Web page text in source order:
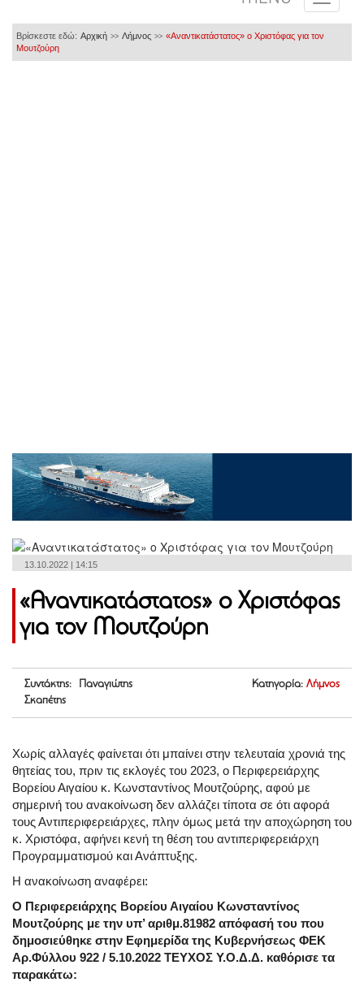
Βρίσκεστε εδώ: Αρχική >> Λήμνος >> «Αναντικατάστατος» ο Χριστόφας για τον
Μουτζούρη
13.10.2022 | 14:15
«Αναντικατάστατος» ο Χριστόφας
για τον Μουτζούρη
Συντάκτης: Παναγιώτης
Σκαπέτης
Κατηγορία: Λήμνος
Χωρίς αλλαγές φαίνεται ότι μπαίνει στην τελευταία χρονιά της
θητείας του, πριν τις εκλογές του 2023, ο Περιφερειάρχης
Βορείου Αιγαίου κ. Κωνσταντίνος Μουτζούρης, αφού με
σημερινή του ανακοίνωση δεν αλλάζει τίποτα σε ότι αφορά
τους Αντιπεριφερειάρχες, πλην όμως μετά την αποχώρηση του
κ. Χριστόφα, αφήνει κενή τη θέση του αντιπεριφερειάρχη
Προγραμματισμού και Ανάπτυξης.
Η ανακοίνωση αναφέρει:
Ο Περιφερειάρχης Βορείου Αιγαίου Κωνσταντίνος
Μουτζούρης με την υπ’ αριθμ.81982 απόφασή του που
δημοσιεύθηκε στην Εφημερίδα της Κυβερνήσεως ΦΕΚ
Αρ.Φύλλου 922 / 5.10.2022 ΤΕΥΧΟΣ Υ.Ο.Δ.Δ. καθόρισε τα
παρακάτω: